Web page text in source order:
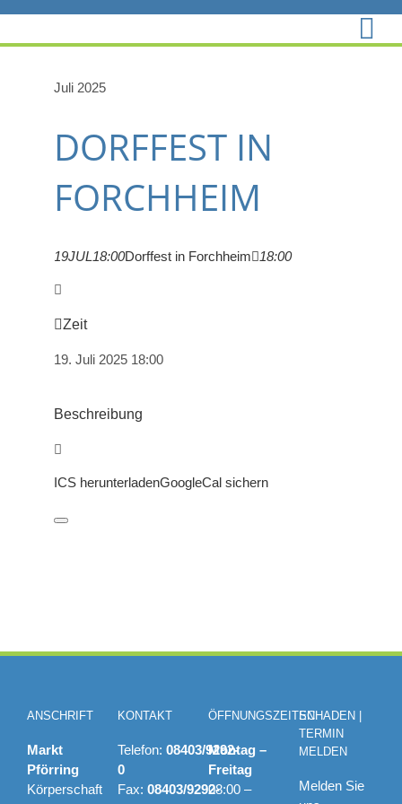
springen
Juli 2025
DORFFEST IN
FORCHHEIM
19JUL18:00Dorffest in Forchheim 18:00
Zeit
19. Juli 2025 18:00
Beschreibung
ICS herunterladenGoogleCal sichern
ANSCHRIFT
Markt
Pförring
Körperschaft
KONTAKT
Telefon: 08403/9292-
0
Fax: 08403/9292-
ÖFFNUNGSZEITEN
Montag –
Freitag
08:00 –
SCHADEN |
TERMIN
MELDEN
Melden Sie